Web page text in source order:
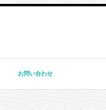
お問い合わせ